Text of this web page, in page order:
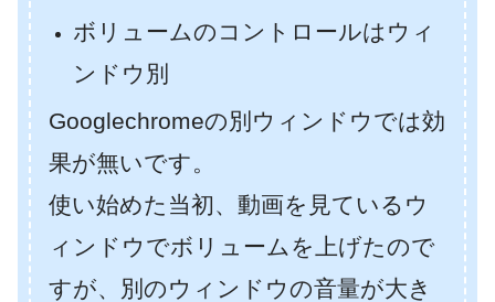
ボリュームのコントロールはウィ
ンドウ別
Googlechromeの別ウィンドウでは効
果が無いです。
使い始めた当初、動画を見ているウ
ィンドウでボリュームを上げたので
すが、別のウィンドウの音量が大き